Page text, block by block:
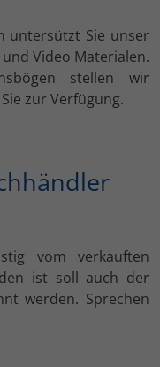
untersützt Sie unser
Video Materialen.
stellen wir
zur Verfügung.
vom verkauften
ist soll auch der
werden. Sprechen